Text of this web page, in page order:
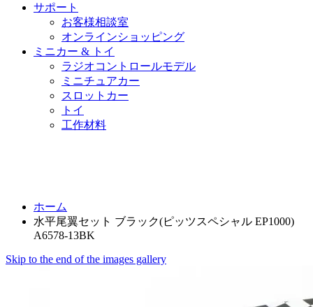
サポート
お客様相談室
オンラインショッピング
ミニカー & トイ
ラジオコントロールモデル
ミニチュアカー
スロットカー
トイ
工作材料
ホーム
水平尾翼セット ブラック(ピッツスペシャル EP1000)
A6578-13BK
Skip to the end of the images gallery